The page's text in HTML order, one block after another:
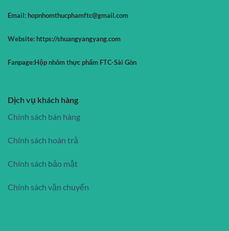
Email: hopnhomthucphamftc@gmail.com
Website: https://shuangyangyang.com
Fanpage:Hộp nhôm thực phẩm FTC-Sài Gòn
Dịch vụ khách hàng
Chính sách bán hàng
Chính sách hoàn trả
Chính sách bảo mật
Chính sách vận chuyển